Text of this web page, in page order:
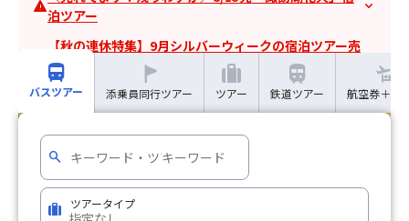
warning泊ツアー
expand_more
【秋の連休特集】9月シルバーウィークの宿泊ツアー売
れてます！
directions_bus
バスツアー 添乗員同行ツアー
trip
ツアー
train
鉄道ツアー 航空券＋ホ
search
trip ツアータイプ